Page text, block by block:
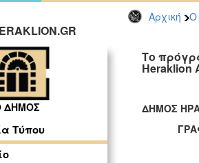
Αρχική Ο
ΔΗΜΟΣ
Τύπου
Το
Heraklion
ΔΗΜΟΣ